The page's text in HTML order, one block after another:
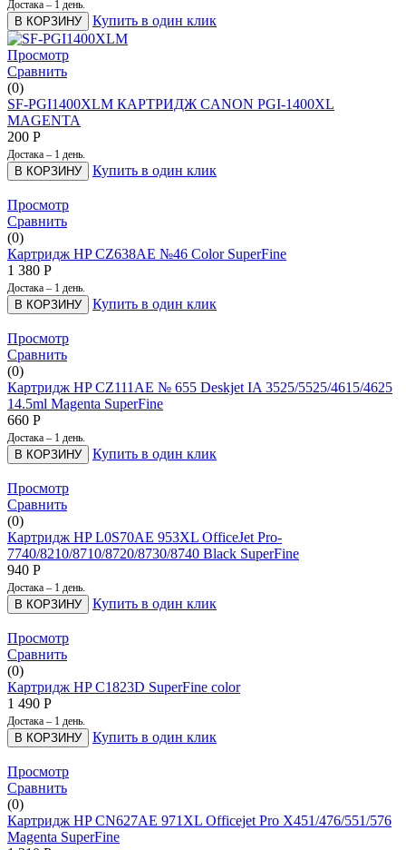
Достака – 1 день.
В КОРЗИНУ Купить в один клик
Просмотр
Сравнить
(0)
SF-PGI1400XLM КАРТРИДЖ CANON PGI-1400XL
MAGENTA
200 Р
Достака – 1 день.
В КОРЗИНУ Купить в один клик
Просмотр
Сравнить
(0)
Картридж HP CZ638AE №46 Color SuperFine
1 380 Р
Достака – 1 день.
В КОРЗИНУ Купить в один клик
Просмотр
Сравнить
(0)
Картридж HP CZ111AE № 655 Deskjet IA 3525/5525/4615/4625
14.5ml Magenta SuperFine
660 Р
Достака – 1 день.
В КОРЗИНУ Купить в один клик
Просмотр
Сравнить
(0)
Картридж HP L0S70AE 953XL OfficeJet Pro-
7740/8210/8710/8720/8730/8740 Black SuperFine
940 Р
Достака – 1 день.
В КОРЗИНУ Купить в один клик
Просмотр
Сравнить
(0)
Картридж HP C1823D SuperFine color
1 490 Р
Достака – 1 день.
В КОРЗИНУ Купить в один клик
Просмотр
Сравнить
(0)
Картридж HP CN627AE 971XL Officejet Pro X451/476/551/576
Magenta SuperFine